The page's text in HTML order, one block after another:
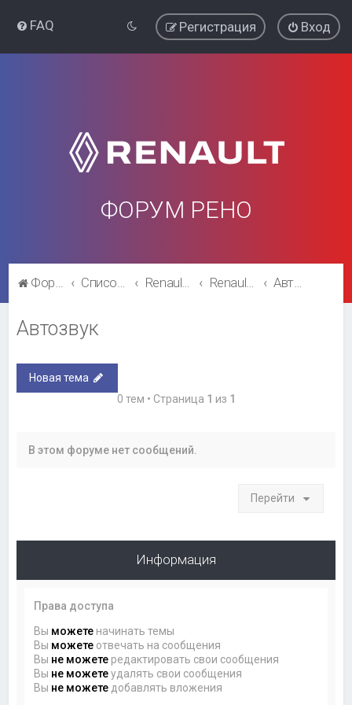
FAQ Вход
Регистрация
ФОРУМ РЕНО
Форум Рено Список форумов Renault Kaptur Renault Kaptur Автозвук
Автозвук
Новая тема
0 тем • Страница 1 из 1
В этом форуме нет сообщений.
Перейти
Информация
Права доступа
Вы можете начинать темы
Вы можете отвечать на сообщения
Вы не можете редактировать свои сообщения
Вы не можетеудалять свои сообщения
Вы не можете добавлять вложения